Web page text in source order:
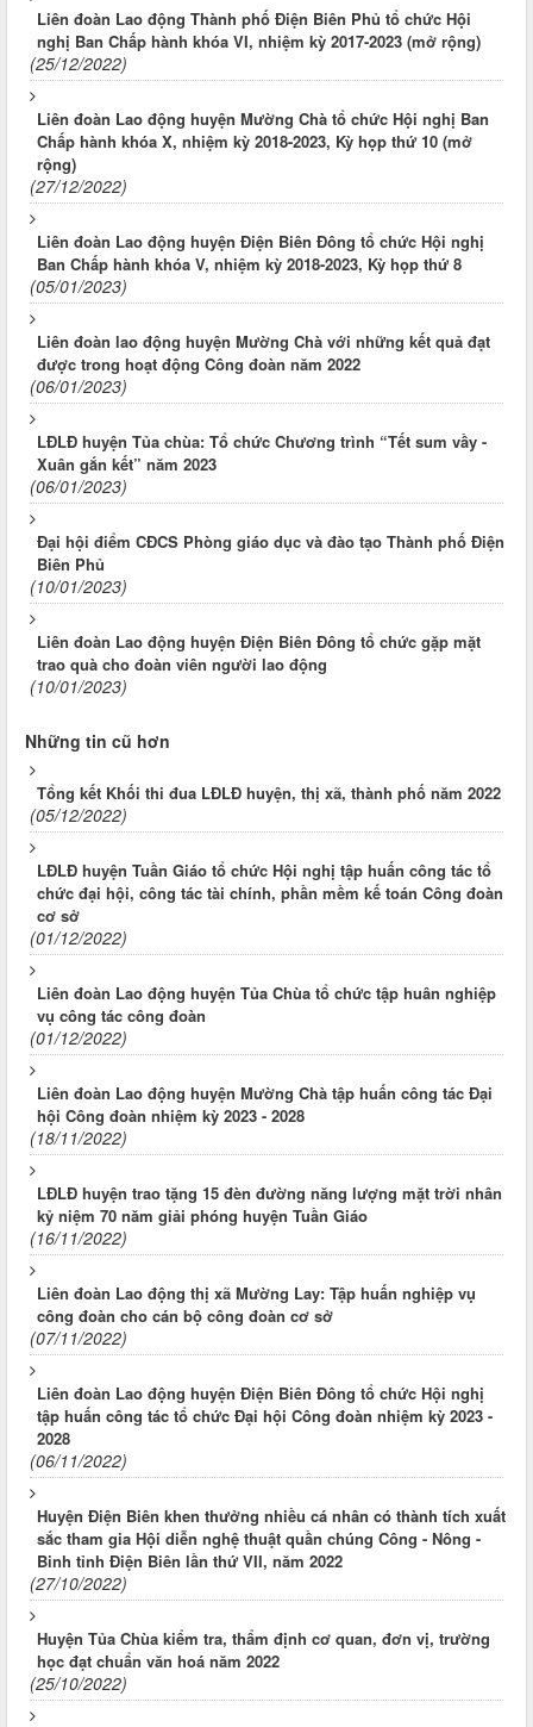
Liên đoàn Lao động Thành phố Điện Biên Phủ tổ chức Hội
nghị Ban Chấp hành khóa VI, nhiệm kỳ 2017-2023 (mở rộng)
(25/12/2022)
Liên đoàn Lao động huyện Mường Chà tổ chức Hội nghị Ban
Chấp hành khóa X, nhiệm kỳ 2018-2023, Kỳ họp thứ 10 (mở
rộng)
(27/12/2022)
Liên đoàn Lao động huyện Điện Biên Đông tổ chức Hội nghị
Ban Chấp hành khóa V, nhiệm kỳ 2018-2023, Kỳ họp thứ 8
(05/01/2023)
Liên đoàn lao động huyện Mường Chà với những kết quả đạt
được trong hoạt động Công đoàn năm 2022
(06/01/2023)
LĐLĐ huyện Tủa chùa: Tổ chức Chương trình “Tết sum vầy -
Xuân gắn kết” năm 2023
(06/01/2023)
Đại hội điểm CĐCS Phòng giáo dục và đào tạo Thành phố Điện
Biên Phủ
(10/01/2023)
Liên đoàn Lao động huyện Điện Biên Đông tổ chức gặp mặt
trao quà cho đoàn viên người lao động
(10/01/2023)
Những tin cũ hơn
Tổng kết Khối thi đua LĐLĐ huyện, thị xã, thành phố năm 2022
(05/12/2022)
LĐLĐ huyện Tuần Giáo tổ chức Hội nghị tập huấn công tác tổ
chức đại hội, công tác tài chính, phần mềm kế toán Công đoàn
cơ sở
(01/12/2022)
Liên đoàn Lao động huyện Tủa Chùa tổ chức tập huân nghiệp
vụ công tác công đoàn
(01/12/2022)
Liên đoàn Lao động huyện Mường Chà tập huấn công tác Đại
hội Công đoàn nhiệm kỳ 2023 - 2028
(18/11/2022)
LĐLĐ huyện trao tặng 15 đèn đường năng lượng mặt trời nhân
kỷ niệm 70 năm giải phóng huyện Tuần Giáo
(16/11/2022)
Liên đoàn Lao động thị xã Mường Lay: Tập huấn nghiệp vụ
công đoàn cho cán bộ công đoàn cơ sở
(07/11/2022)
Liên đoàn Lao động huyện Điện Biên Đông tổ chức Hội nghị
tập huấn công tác tổ chức Đại hội Công đoàn nhiệm kỳ 2023 -
2028
(06/11/2022)
Huyện Điện Biên khen thưởng nhiều cá nhân có thành tích xuất
sắc tham gia Hội diễn nghệ thuật quần chúng Công - Nông -
Binh tỉnh Điện Biên lần thứ VII, năm 2022
(27/10/2022)
Huyện Tủa Chùa kiểm tra, thẩm định cơ quan, đơn vị, trường
học đạt chuẩn văn hoá năm 2022
(25/10/2022)